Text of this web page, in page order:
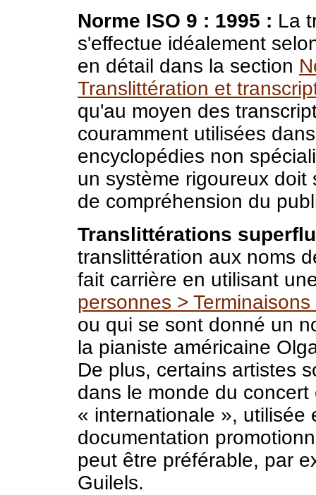
Norme ISO 9 : 1995 : La
s'effectue idéalement
en détail dans la section
Translittération et
qu'au moyen des
couramment utilisées
encyclopédies non
un système rigoureux
de compréhension du
Translittérations
translittération aux noms
fait carrière en utilisant
personnes >
ou qui se sont donné un
la pianiste américaine
De plus, certains artistes
dans le monde du
« internationale », utilisée
documentation
peut être préférable, par
Guilels.